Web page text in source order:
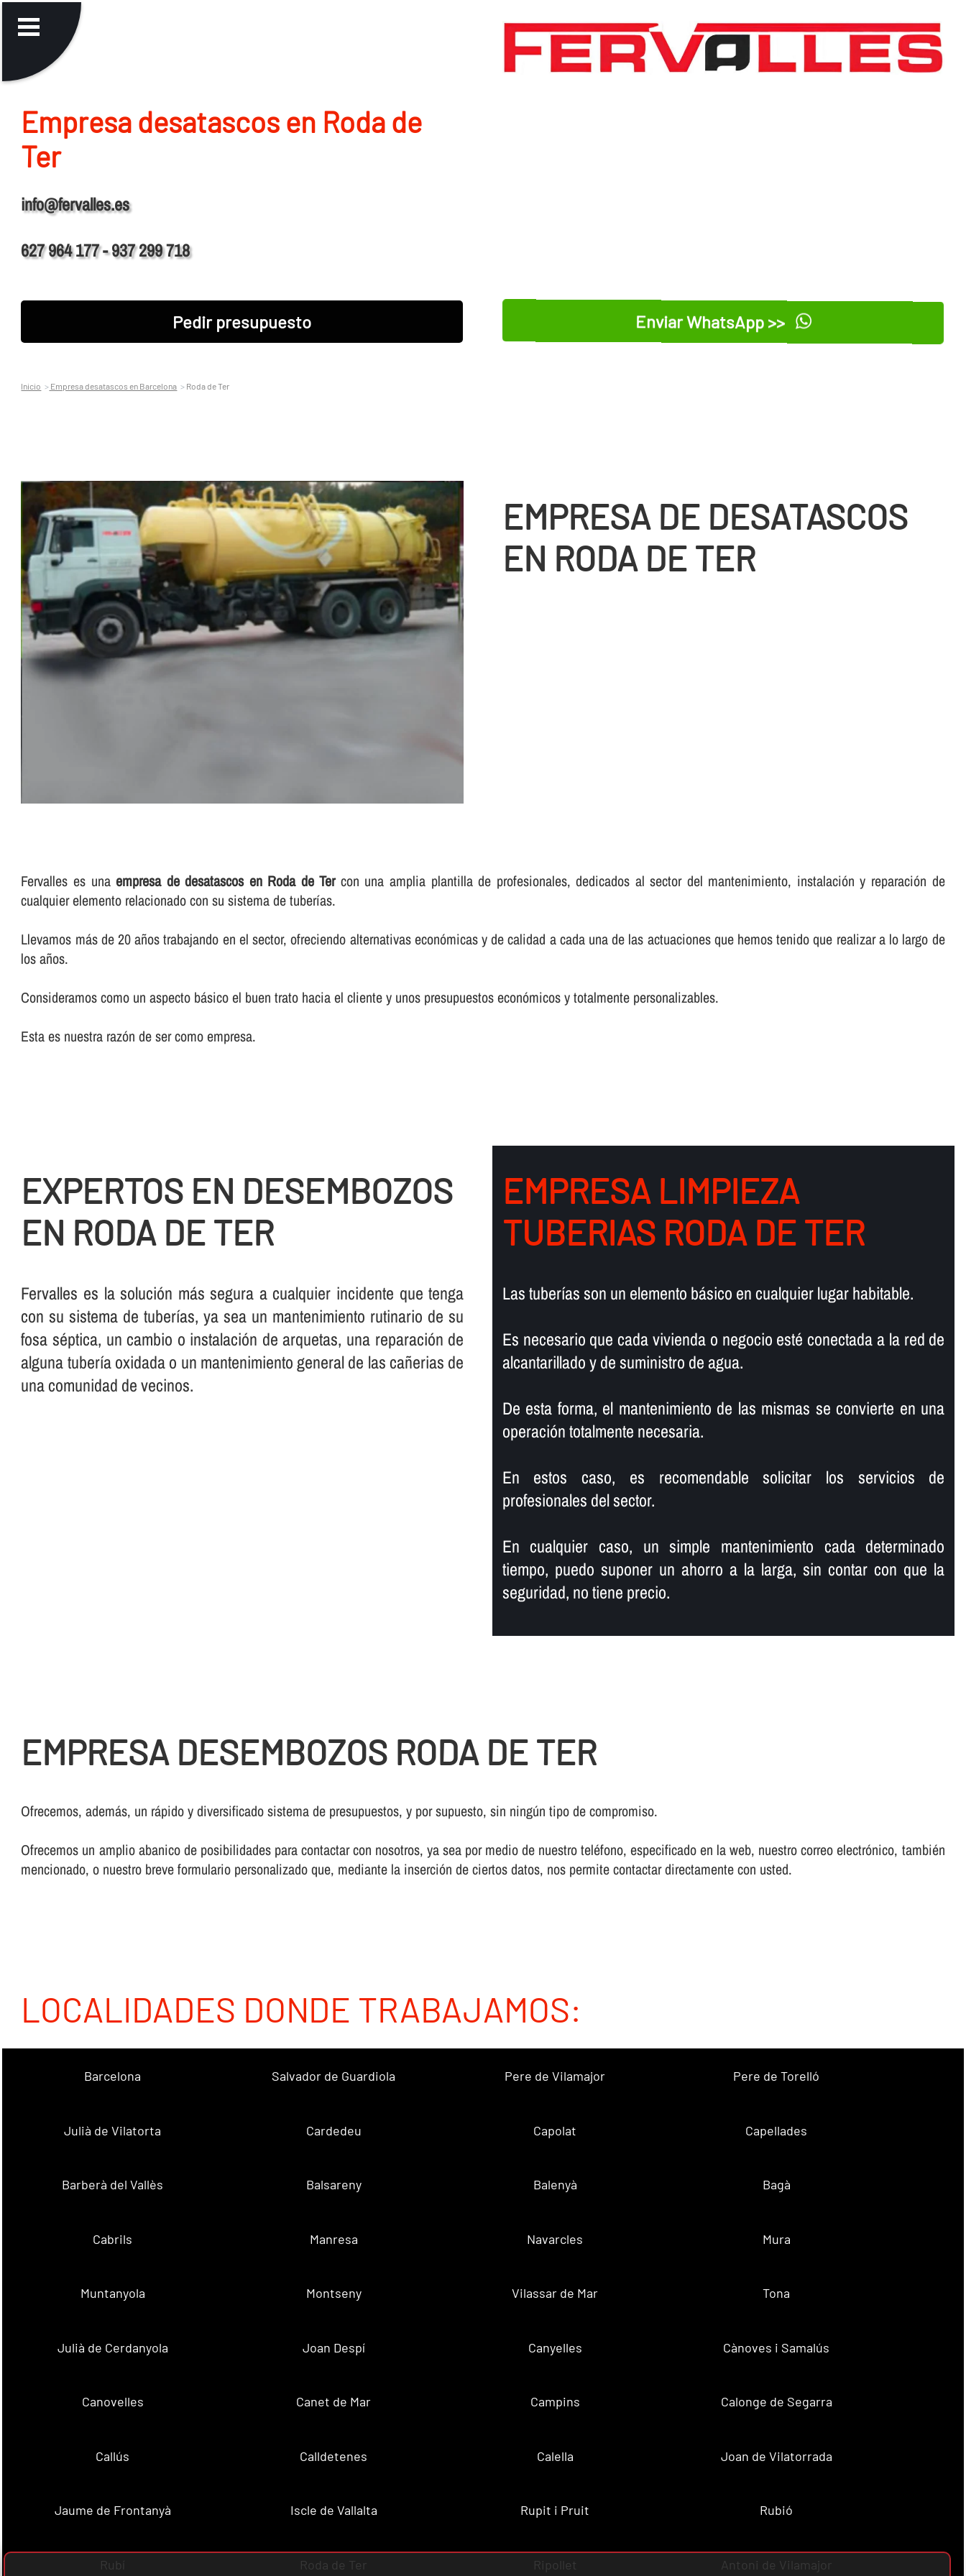
Empresa desatascos en Roda de
Ter
info@fervalles.es
627 964 177 - 937 299 718
Pedir presupuesto Enviar WhatsApp >>
Inicio Empresa desatascos en Barcelona Roda de Ter
EMPRESA DE DESATASCOS
EN RODA DE TER
Fervalles es unaempresa de desatascos en Roda de Tercon una amplia plantilla de profesionales, dedicados al sector del mantenimiento, instalación y reparación de
cualquier elemento relacionado con su sistema de tuberí­as.
Llevamos más de 20 años trabajando en el sector, ofreciendo alternativas económicas y de calidad a cada una de las actuaciones que hemos tenido que realizar a lo largo de
los años.
Consideramos como un aspecto básico el buen trato hacia el cliente y unos presupuestos económicos y totalmente personalizables.
Esta es nuestra razón de ser como empresa.
EXPERTOS EN DESEMBOZOS
EN RODA DE TER
Fervalles es la solución más segura a cualquier incidente que tenga
con su sistema de tuberí­as, ya sea un mantenimiento rutinario de su
fosa séptica, un cambio o instalación de arquetas, una reparación de
alguna tuberí­a oxidada o un mantenimiento general de las cañerias de
una comunidad de vecinos.
EMPRESA LIMPIEZA
TUBERIAS RODA DE TER
Las tuberí­as son un elemento básico en cualquier lugar habitable.
Es necesario que cada vivienda o negocio esté conectada a la red de
alcantarillado y de suministro de agua.
De esta forma, el mantenimiento de las mismas se convierte en una
operación totalmente necesaria.
En estos caso, es recomendable solicitar los servicios de
profesionales del sector.
En cualquier caso, un simple mantenimiento cada determinado
tiempo, puedo suponer un ahorro a la larga, sin contar con que la
seguridad, no tiene precio.
EMPRESA DESEMBOZOS RODA DE TER
Ofrecemos, además, un rápido y diversificado sistema de presupuestos, y por supuesto, sin ningún tipo de compromiso.
Ofrecemos un amplio abanico de posibilidades para contactar con nosotros, ya sea por medio de nuestro teléfono, especificado en la web, nuestro correo electrónico, también
mencionado, o nuestro breve formulario personalizado que, mediante la inserción de ciertos datos, nos permite contactar directamente con usted.
LOCALIDADES DONDE TRABAJAMOS:
Barcelona Salvador de Guardiola Pere de Vilamajor Pere de Torelló
Julià de Vilatorta Cardedeu Capolat Capellades
Barberà del Vallès Balsareny Balenyà Bagà
Cabrils Manresa Navarcles Mura
Muntanyola Montseny Vilassar de Mar Tona
Julià de Cerdanyola Joan Despí Canyelles Cànoves i Samalús
Canovelles Canet de Mar Campins Calonge de Segarra
Callús Calldetenes Calella Joan de Vilatorrada
Jaume de Frontanyà Iscle de Vallalta Rupit i Pruit Rubió
Rubí Roda de Ter Ripollet Antoni de Vilamajor